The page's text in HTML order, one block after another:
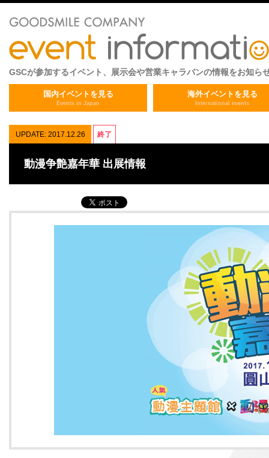
GSCが参加するイベント、展示会や営業キャラバンの情報をお知ら
国内イベントを見る
Events in Japan
海外イベントを見る
International events
UPDATE: 2017.12.26 終了
動漫争艶嘉年華 出展情報